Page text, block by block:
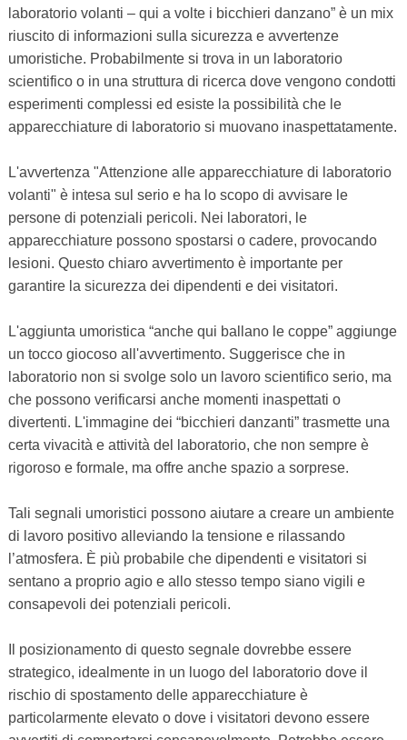
laboratorio volanti – qui a volte i bicchieri danzano” è un mix
riuscito di informazioni sulla sicurezza e avvertenze
umoristiche. Probabilmente si trova in un laboratorio
scientifico o in una struttura di ricerca dove vengono condotti
esperimenti complessi ed esiste la possibilità che le
apparecchiature di laboratorio si muovano inaspettatamente.
L'avvertenza "Attenzione alle apparecchiature di laboratorio
volanti" è intesa sul serio e ha lo scopo di avvisare le
persone di potenziali pericoli. Nei laboratori, le
apparecchiature possono spostarsi o cadere, provocando
lesioni. Questo chiaro avvertimento è importante per
garantire la sicurezza dei dipendenti e dei visitatori.
L'aggiunta umoristica “anche qui ballano le coppe” aggiunge
un tocco giocoso all'avvertimento. Suggerisce che in
laboratorio non si svolge solo un lavoro scientifico serio, ma
che possono verificarsi anche momenti inaspettati o
divertenti. L'immagine dei “bicchieri danzanti” trasmette una
certa vivacità e attività del laboratorio, che non sempre è
rigoroso e formale, ma offre anche spazio a sorprese.
Tali segnali umoristici possono aiutare a creare un ambiente
di lavoro positivo alleviando la tensione e rilassando
l’atmosfera. È più probabile che dipendenti e visitatori si
sentano a proprio agio e allo stesso tempo siano vigili e
consapevoli dei potenziali pericoli.
Il posizionamento di questo segnale dovrebbe essere
strategico, idealmente in un luogo del laboratorio dove il
rischio di spostamento delle apparecchiature è
particolarmente elevato o dove i visitatori devono essere